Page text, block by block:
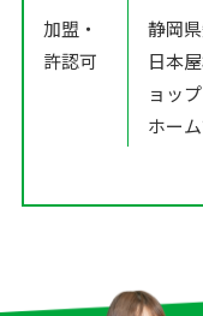
加盟・
許認可
静岡
日本
ョッ
ホー